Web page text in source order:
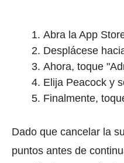
Abra la App
Desplácese
Ahora, toque
Elija Peacock y
Finalmente,
Dado que cancelar la
puntos antes de